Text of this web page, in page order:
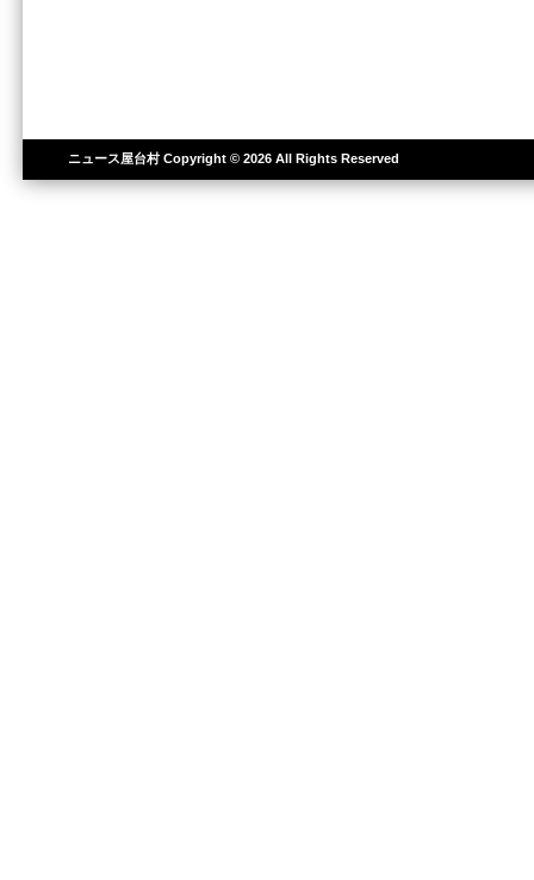
ニュース屋台村Copyright © 2026 All Rights Reserved